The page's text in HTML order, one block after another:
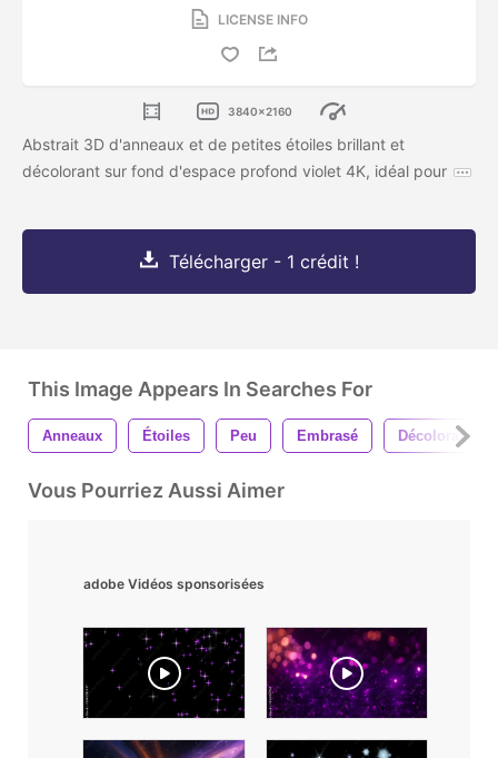
LICENSE INFO
3840x2160
Abstrait 3D d'anneaux et de petites étoiles brillant et
décolorant sur fond d'espace profond violet 4K, idéal pour
Télécharger - 1 crédit !
This Image Appears In Searches For
Anneaux Étoiles Peu Embrasé Décoloration
Vous Pourriez Aussi Aimer
adobe Vidéos sponsorisées